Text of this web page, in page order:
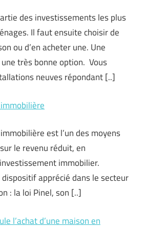
des investissements les plus
Il faut ensuite choisir de
ou d’en acheter une. Une
très bonne option. Vous
neuves répondant [..]
est l’un des moyens
le revenu réduit, en
immobilier.
dispositif apprécié dans le secteur
: la loi Pinel, son [..]
l’achat d’une maison en